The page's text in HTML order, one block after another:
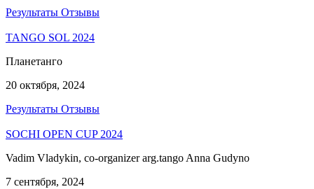
Результаты Отзывы
TANGO SOL 2024
Планетанго
20 октября, 2024
Результаты Отзывы
SOCHI OPEN CUP 2024
Vadim Vladykin, co-organizer arg.tango Anna Gudyno
7 сентября, 2024